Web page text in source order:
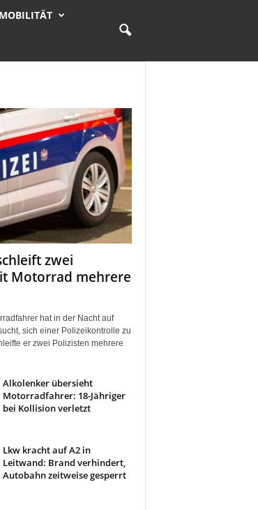
MOBILITÄT
zwei
Motorrad mehrere
hat in der Nacht auf
sich einer Polizeikontrolle zu
er zwei Polizisten mehrere
Alkolenker übersieht
Motorradfahrer: 18-Jähriger
bei Kollision verletzt
Lkw kracht auf A2 in
Leitwand: Brand verhindert,
Autobahn zeitweise gesperrt